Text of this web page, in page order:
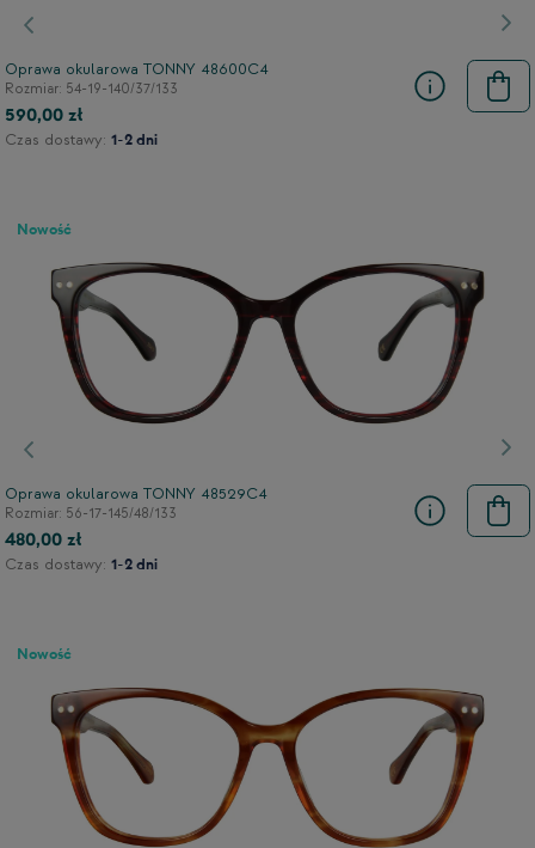
Poprzedni
Oprawa okularowa TONNY 48600C4
Rozmiar: 54-19-140/37/133
590,00 zł
Czas dostawy: 1-2 dni
Poprzedni
Nowość
Oprawa okularowa TONNY 48529C4
Rozmiar: 56-17-145/48/133
480,00 zł
Czas dostawy: 1-2 dni
Nowość